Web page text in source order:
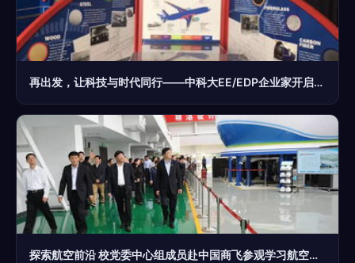
再出发，让科技与时代同行——中科大EE/EDP企业家开启美国西海岸科技、金融、名校、名企商务投资游学之旅
探索航空前沿 校党委中心组成员赴中国商飞参观学习航空商务服务